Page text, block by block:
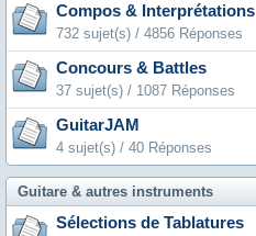
Compos & Interprétations
732 sujet(s) / 4856 Réponses
Concours & Battles
37 sujet(s) / 1087 Réponses
GuitarJAM
4 sujet(s) / 40 Réponses
Guitare & autres instruments
Sélections de Tablatures